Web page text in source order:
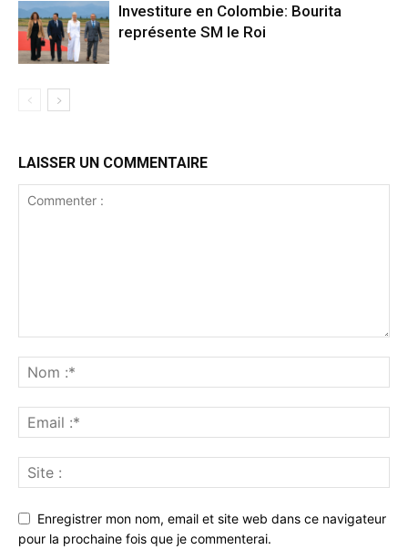
Investiture en Colombie: Bourita
représente SM le Roi
LAISSER UN COMMENTAIRE
Enregistrer mon nom, email et site web dans ce navigateur
pour la prochaine fois que je commenterai.